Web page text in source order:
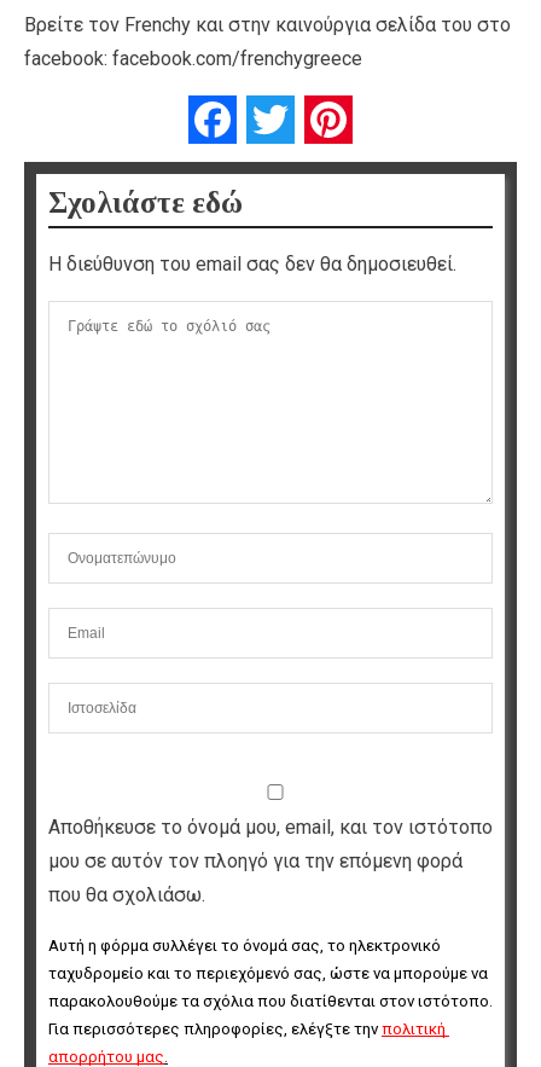
Βρείτε τον Frenchy και στην καινούργια σελίδα του στο
facebook: facebook.com/frenchygreece
FacebookTwitter
Σχολιάστε εδώ
Η διεύθυνση του email σας δεν θα δημοσιευθεί.
Αποθήκευσε το όνομά μου, email, και τον ιστότοπο
μου σε αυτόν τον πλοηγό για την επόμενη φορά
που θα σχολιάσω.
Αυτή η φόρμα συλλέγει το όνομά σας, το ηλεκτρονικό
ταχυδρομείο και το περιεχόμενό σας, ώστε να μπορούμε να
παρακολουθούμε τα σχόλια που διατίθενται στον ιστότοπο.
Για περισσότερες πληροφορίες, ελέγξτε την πολιτική
απορρήτου μας